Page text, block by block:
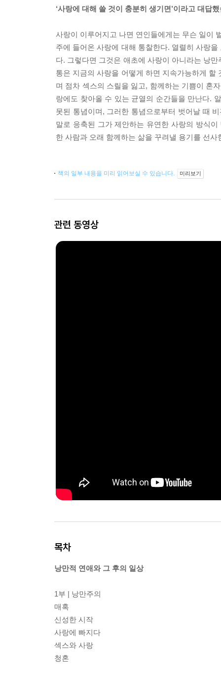
‘사랑에 대해 쓸 것이 충분히 생기면’이라고 대답
사랑이 이루어지고 나면 연인들에게는 무슨 일이
주에 들어온 사랑에 대해 통찰한다. 열렬히 사랑
다. 그렇다면 그것은 애초에 사랑이 아니라는 낭
통은 지금의 사랑을 어떻게 하면 지속가능하게
며 점차 섹스의 스릴을 잃고, 함께하는 기쁨이 혼
랑에도 찾아올 수 있는 균열의 순간들을 만난다.
못된 통념이며, 그러한 통념으로부터 벗어날 때
말로 응축된 그가 제안하는 유연한 사랑의 방식
한 사람과 오래 함께하는 삶을 꾸려낼 용기를 선사
책의 일부 내용을 미리 읽어보실 수 있습니다. 미리보기
관련 동영상
목차
낭만적 연애와 그 후의 일상
1부 | 낭만주의
매혹
신성한 시작
사랑에 빠지다
섹스와 사랑
청혼